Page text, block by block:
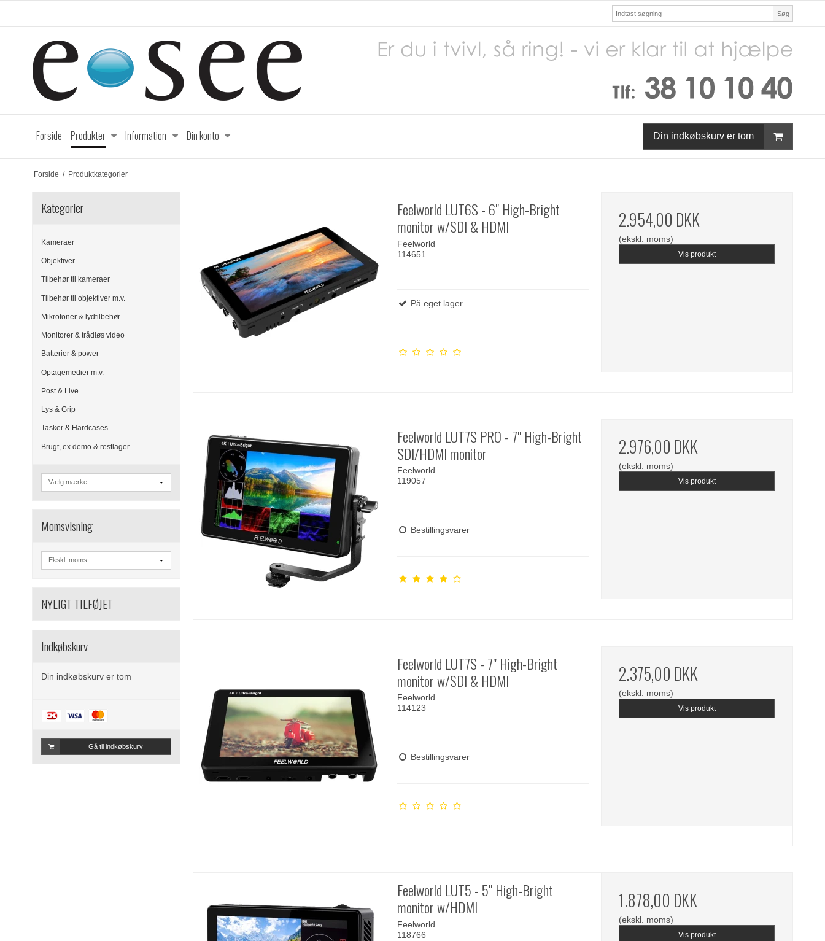
Søg
Forside Produkter Information Din konto Din indkøbskurv er tom
Forside / Produktkategorier
Kategorier
Kameraer
Objektiver
Tilbehør til kameraer
Tilbehør til objektiver m.v.
Mikrofoner & lydtilbehør
Monitorer & trådløs video
Batterier & power
Optagemedier m.v.
Post & Live
Lys & Grip
Tasker & Hardcases
Brugt, ex.demo & restlager
Momsvisning
NYLIGT TILFØJET
Indkøbskurv
Din indkøbskurv er tom
Gå til indkøbskurv
Feelworld LUT6S - 6" High-Bright
monitor w/SDI & HDMI
Feelworld
114651
På eget lager
2.954,00 DKK
(ekskl. moms)
Vis produkt
Feelworld LUT7S PRO - 7" High-Bright
SDI/HDMI monitor
Feelworld
119057
Bestillingsvarer
2.976,00 DKK
(ekskl. moms)
Vis produkt
Feelworld LUT7S - 7" High-Bright
monitor w/SDI & HDMI
Feelworld
114123
Bestillingsvarer
2.375,00 DKK
(ekskl. moms)
Vis produkt
Feelworld LUT5 - 5" High-Bright
monitor w/HDMI
Feelworld
118766
1.878,00 DKK
(ekskl. moms)
Vis produkt